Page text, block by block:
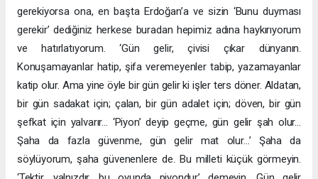
gerekiyorsa ona, en başta Erdoğan’a ve sizin ‘Bunu duyması
gerekir’ dediğiniz herkese buradan hepimiz adına haykırıyorum
ve hatırlatıyorum. ‘Gün gelir, çivisi çıkar dünyanın.
Konuşamayanlar hatip, şifa veremeyenler tabip, yazamayanlar
katip olur. Ama yine öyle bir gün gelir ki işler ters döner. Aldatan,
bir gün sadakat için; çalan, bir gün adalet için; döven, bir gün
şefkat için yalvarır… ‘Piyon’ deyip geçme, gün gelir şah olur…
Şaha da fazla güvenme, gün gelir mat olur…’ Şaha da
söylüyorum, şaha güvenenlere de. Bu milleti küçük görmeyin.